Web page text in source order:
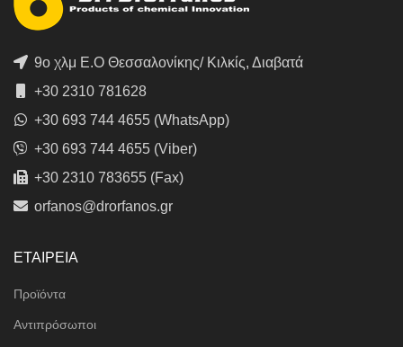
9ο χλμ Ε.Ο Θεσσαλονίκης/ Κιλκίς, Διαβατά
+30 2310 781628
+30 693 744 4655 (WhatsApp)
+30 693 744 4655 (Viber)
+30 2310 783655 (Fax)
orfanos@drorfanos.gr
ΕΤΑΙΡΕΙΑ
Προϊόντα
Αντιπρόσωποι